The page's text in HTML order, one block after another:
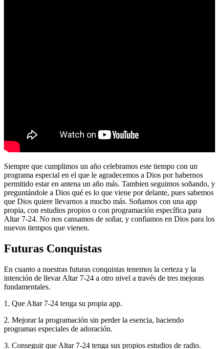
Siempre que cumplimos un año celebramos este tiempo con un
programa especial en el que le agradecemos a Dios por habernos
permitido estar en antena un año más. Tambien seguimos soñando, y
preguntándole a Dios qué es lo que viene por delante, pues sabemos
que Dios quiere llevarnos a mucho más. Soñamos con una app
propia, con estudios propios o con programación específica para
Altar 7-24. No nos cansamos de soñar, y confiamos en Dios para los
nuevos tiempos que vienen.
Futuras Conquistas
En cuanto a nuestras futuras conquistas tenemos la certeza y la
intención de llevar Altar 7-24 a otro nivel a través de tres mejoras
fundamentales.
1. Que Altar 7-24 tenga su propia app.
2. Mejorar la programación sin perder la esencia, haciendo
programas especiales de adoración.
3. Conseguir que Altar 7-24 tenga sus propios estudios de radio.